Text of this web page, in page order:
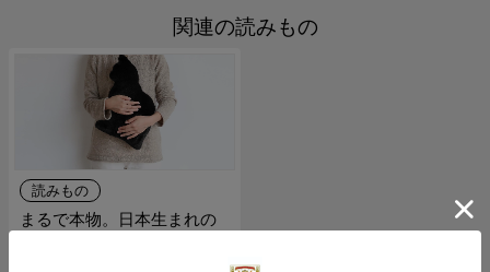
関連の読みもの
読みもの
まるで本物。日本生まれの